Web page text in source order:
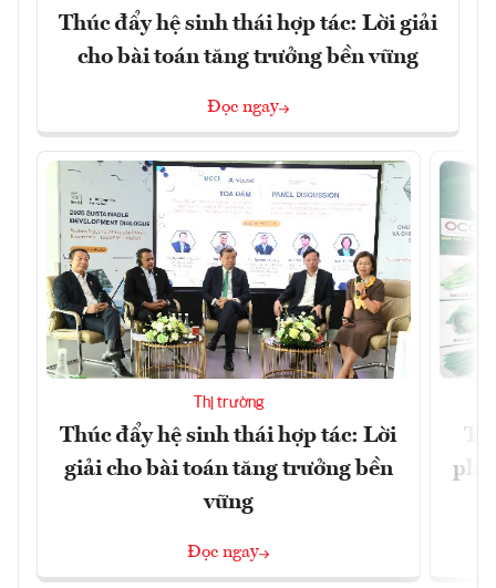
Thúc đẩy hệ sinh thái hợp tác: Lời giải
cho bài toán tăng trưởng bền vững
Đọc ngay
Thị trường
Thúc đẩy hệ sinh thái hợp tác: Lời
giải cho bài toán tăng trưởng bền
vững
Đọc ngay